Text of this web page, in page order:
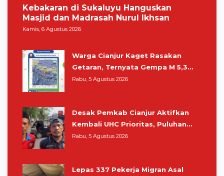
Kebakaran di Sukaluyu Hanguskan
Masjid dan Madrasah Nurul Ikhsan
Kamis, 6 Agustus 2026
Warga Cianjur Kaget Rasakan
Getaran, Ternyata Gempa M 5,3
Berpusat di Pangandaran
Rabu, 5 Agustus 2026
Desak Pemkab Cianjur Aktifkan
Kembali UHC Prioritas, Puluhan
Warga Unjuk Rasa di Pendopo
Rabu, 5 Agustus 2026
Lepas 337 Pekerja Migran Asal